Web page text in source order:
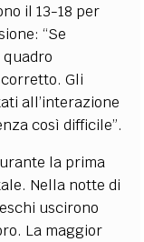
il 13-18 per
“Se
Gli
all’interazione
così difficile”.
la prima
Nella notte di
uscirono
La maggior